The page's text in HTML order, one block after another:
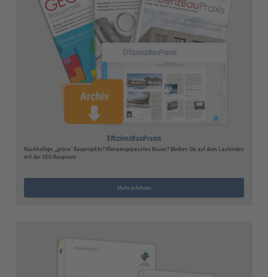
EffizienzBauPraxis
Nachhaltige, „grüne“ Bauprojekte? Klimaangepasstes Bauen? Bleiben Sie auf dem Laufenden
mit der GEG-Baupraxis
Mehr erfahren